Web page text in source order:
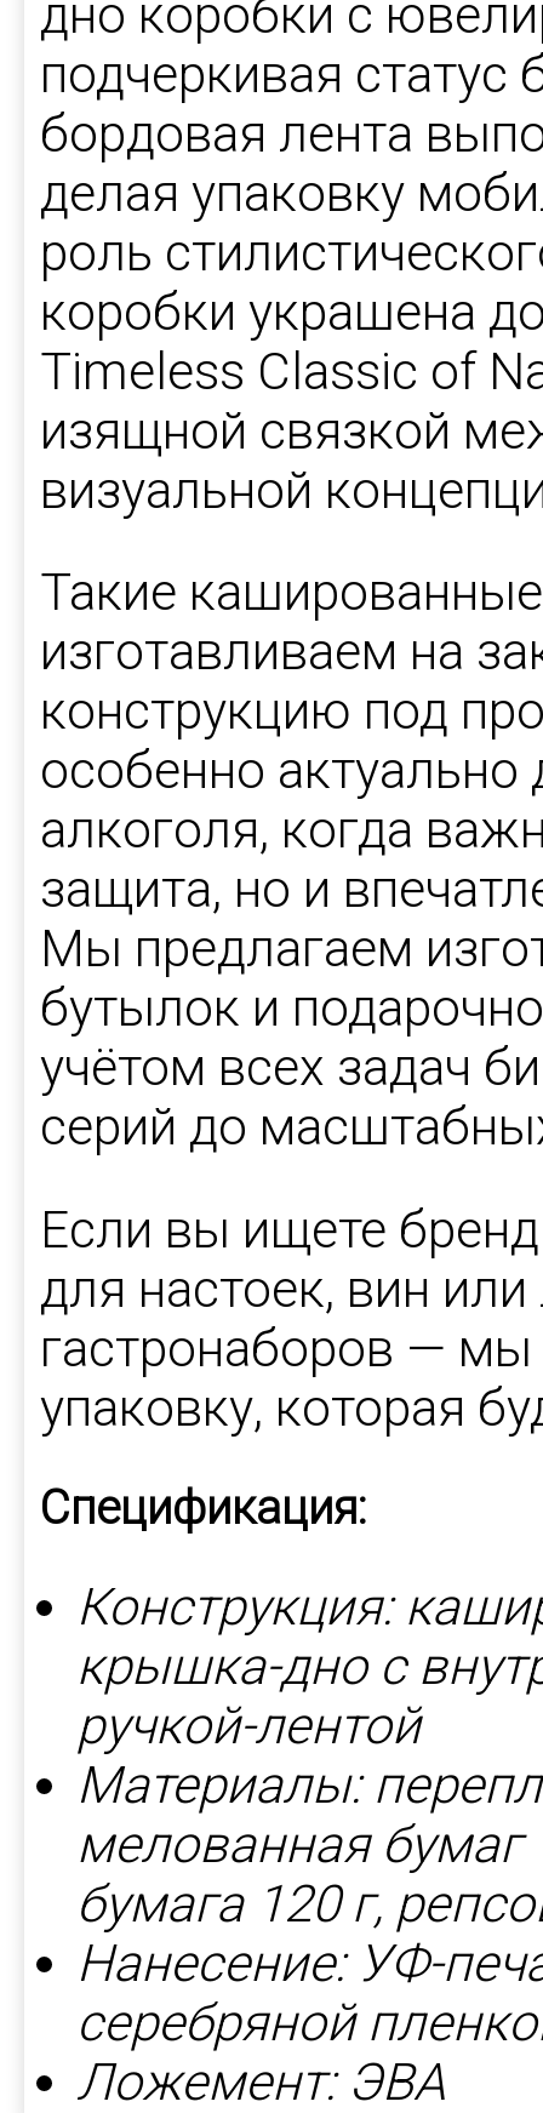
дно коробки с
подчеркивая
бордовая лента
делая упаковку
роль
коробки украшена
Timeless Classic of
изящной связкой
визуальной
Такие
изготавливаем на
конструкцию под
особенно
алкоголя, когда
защита, но и
Мы предлагаем
бутылок и
учётом всех задач
серий до
Если вы ищете
для настоек, вин
гастронаборов — мы
упаковку, которая
Спецификация:
Конструкция:
крышка-дно с
ручкой-лентой
Материалы:
мелованная бумаг
бумага 120 г,
Нанесение: УФ-
серебряной
Ложемент: ЭВА